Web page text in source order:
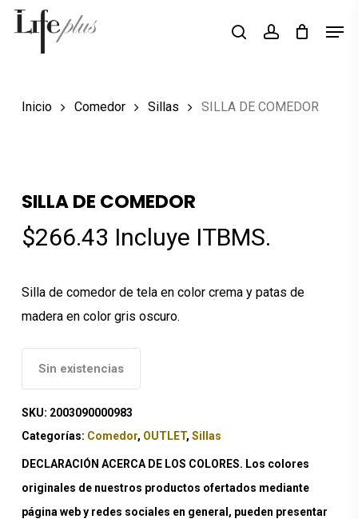
Skip
Búsqueda
productos
searchaccount
Inicio Comedor Sillas SILLA DE COMEDOR
SILLA DE COMEDOR
$266.43 Incluye ITBMS.
Silla de comedor de tela en color crema y patas de
madera en color gris oscuro.
Sin existencias
SKU: 2003090000983
Categorías: Comedor, OUTLET, Sillas
DECLARACIÓN ACERCA DE LOS COLORES. Los colores
originales de nuestros productos ofertados mediante
página web y redes sociales en general, pueden presentar